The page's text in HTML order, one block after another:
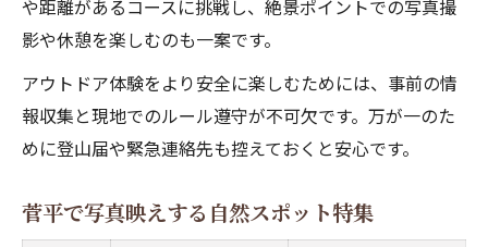
や距離があるコースに挑戦し、絶景ポイントでの写真撮
影や休憩を楽しむのも一案です。
アウトドア体験をより安全に楽しむためには、事前の情
報収集と現地でのルール遵守が不可欠です。万が一のた
めに登山届や緊急連絡先も控えておくと安心です。
菅平で写真映えする自然スポット特集